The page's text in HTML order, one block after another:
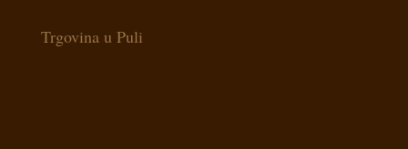
Trgovina u Puli